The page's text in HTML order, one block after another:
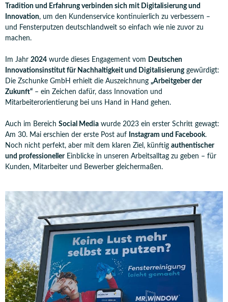
Tradition und Erfahrung verbinden sich mit Digitalisierung und
Innovation, um den Kundenservice kontinuierlich zu verbessern –
und Fensterputzen deutschlandweit so einfach wie nie zuvor zu
machen.
Im Jahr 2024 wurde dieses Engagement vom Deutschen
Innovationsinstitut für Nachhaltigkeit und Digitalisierunggewürdigt:
Die Zschunke GmbH erhielt die Auszeichnung „Arbeitgeber der
Zukunft“ – ein Zeichen dafür, dass Innovation und
Mitarbeiterorientierung bei uns Hand in Hand gehen.
Auch im Bereich Social Media wurde 2023 ein erster Schritt gewagt:
Am 30. Mai erschien der erste Post auf Instagram und Facebook.
Noch nicht perfekt, aber mit dem klaren Ziel, künftig authentischer
und professionellerEinblicke in unseren Arbeitsalltag zu geben – für
Kunden, Mitarbeiter und Bewerber gleichermaßen.